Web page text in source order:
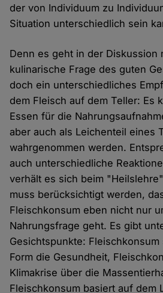
der von Individuum zu
Situation unterschiedlich sein
Denn es geht in der Diskussion
kulinarische Frage des guten
doch ein unterschiedliches
dem Fleisch auf dem Teller: Es
Essen für die
aber auch als Leichenteil eines
wahrgenommen werden.
auch unterschiedliche
verhält es sich beim
muss berücksichtigt werden,
Fleischkonsum eben nicht nur
Nahrungsfrage geht. Es gibt
Gesichtspunkte:
Form die Gesundheit,
Klimakrise über die
Fleischkonsum basiert auf dem